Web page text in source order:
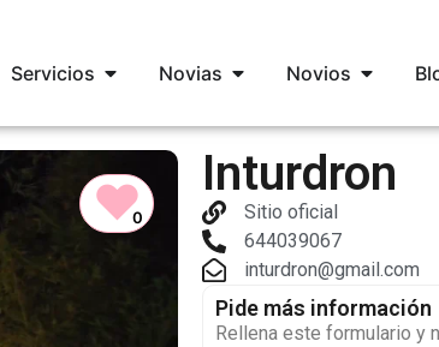
Servicios Novias Novios
♥
0
Inturdron
Sitio oficial
644039067
inturdron@gmail.com
Pide más información
Rellena este formulario y